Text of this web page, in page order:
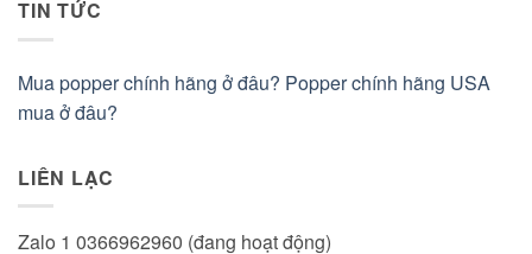
TIN TỨC
Mua popper chính hãng ở đâu? Popper chính hãng USA
mua ở đâu?
LIÊN LẠC
Zalo 1 0366962960 (đang hoạt động)